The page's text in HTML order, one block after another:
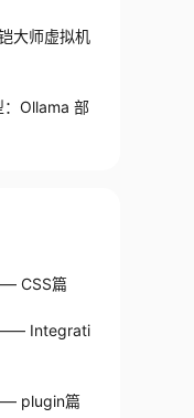
大师虚拟机
Ollama 部
CSS篇
—— Integrati
plugin篇